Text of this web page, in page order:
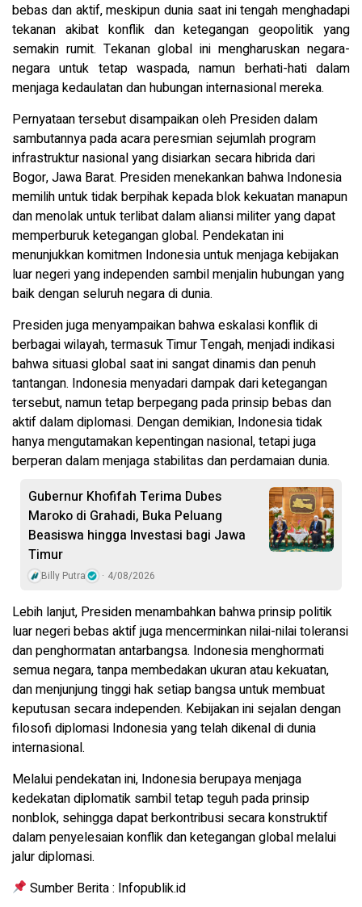
bebas dan aktif, meskipun dunia saat ini tengah menghadapi
tekanan akibat konflik dan ketegangan geopolitik yang
semakin rumit. Tekanan global ini mengharuskan negara-
negara untuk tetap waspada, namun berhati-hati dalam
menjaga kedaulatan dan hubungan internasional mereka.
Pernyataan tersebut disampaikan oleh Presiden dalam
sambutannya pada acara peresmian sejumlah program
infrastruktur nasional yang disiarkan secara hibrida dari
Bogor, Jawa Barat. Presiden menekankan bahwa Indonesia
memilih untuk tidak berpihak kepada blok kekuatan manapun
dan menolak untuk terlibat dalam aliansi militer yang dapat
memperburuk ketegangan global. Pendekatan ini
menunjukkan komitmen Indonesia untuk menjaga kebijakan
luar negeri yang independen sambil menjalin hubungan yang
baik dengan seluruh negara di dunia.
Presiden juga menyampaikan bahwa eskalasi konflik di
berbagai wilayah, termasuk Timur Tengah, menjadi indikasi
bahwa situasi global saat ini sangat dinamis dan penuh
tantangan. Indonesia menyadari dampak dari ketegangan
tersebut, namun tetap berpegang pada prinsip bebas dan
aktif dalam diplomasi. Dengan demikian, Indonesia tidak
hanya mengutamakan kepentingan nasional, tetapi juga
berperan dalam menjaga stabilitas dan perdamaian dunia.
Gubernur Khofifah Terima Dubes
Maroko di Grahadi, Buka Peluang
Beasiswa hingga Investasi bagi Jawa
Timur
Billy Putra 4/08/2026
Lebih lanjut, Presiden menambahkan bahwa prinsip politik
luar negeri bebas aktif juga mencerminkan nilai-nilai toleransi
dan penghormatan antarbangsa. Indonesia menghormati
semua negara, tanpa membedakan ukuran atau kekuatan,
dan menjunjung tinggi hak setiap bangsa untuk membuat
keputusan secara independen. Kebijakan ini sejalan dengan
filosofi diplomasi Indonesia yang telah dikenal di dunia
internasional.
Melalui pendekatan ini, Indonesia berupaya menjaga
kedekatan diplomatik sambil tetap teguh pada prinsip
nonblok, sehingga dapat berkontribusi secara konstruktif
dalam penyelesaian konflik dan ketegangan global melalui
jalur diplomasi.
Sumber Berita : Infopublik.id